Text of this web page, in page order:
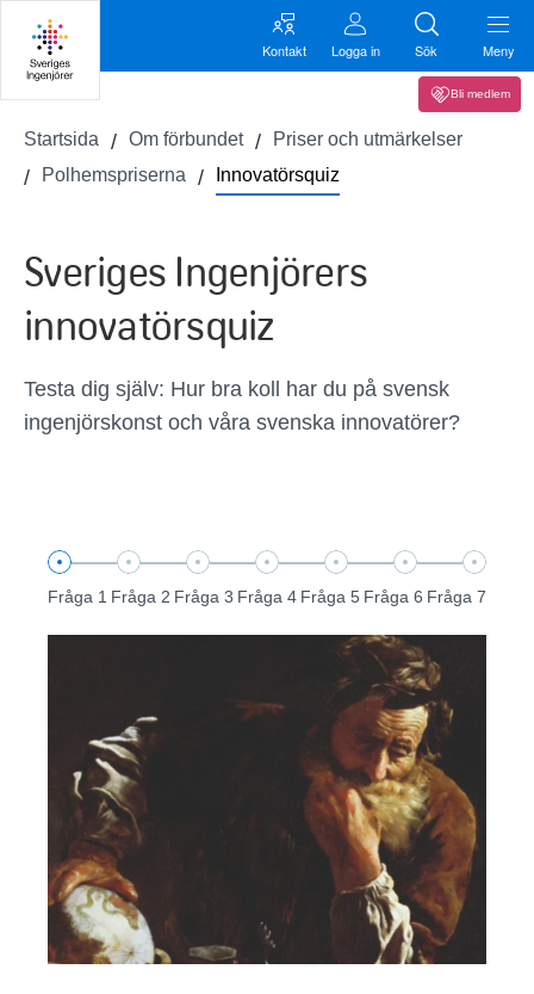
Kontakt Logga in Sök Meny
Bli medlem
Startsida Om förbundet
Priser och utmärkelser
Polhemspriserna
Innovatörsquiz
Sveriges Ingenjörers
innovatörsquiz
Testa dig själv: Hur bra koll har du på svensk
ingenjörskonst och våra svenska innovatörer?
Fråga 1 Fråga 2 Fråga 3 Fråga 4 Fråga 5 Fråga 6 Fråga 7